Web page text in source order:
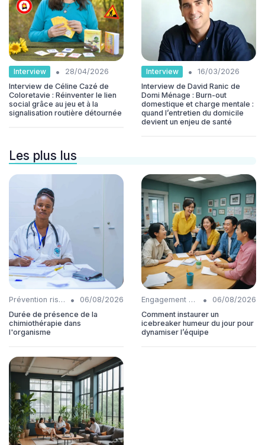
Interview •
28/04/2026
Interview de Céline Cazé de
Coloretavie : Réinventer le lien
social grâce au jeu et à la
signalisation routière détournée
Interview •
16/03/2026
Interview de David Ranic de
Domi Ménage : Burn-out
domestique et charge mentale :
quand l’entretien du domicile
devient un enjeu de santé
Les plus lus
Prévention risques •
06/08/2026
Durée de présence de la
chimiothérapie dans
l'organisme
Engagement collaborateurs •
06/08/2026
Comment instaurer un
icebreaker humeur du jour pour
dynamiser l’équipe